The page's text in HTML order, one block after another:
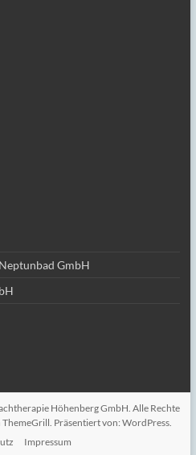
GmbH
Höhenberg GmbH. Alle Rechte
ThemeGrill. Präsentiert von:WordPress.
Impressum